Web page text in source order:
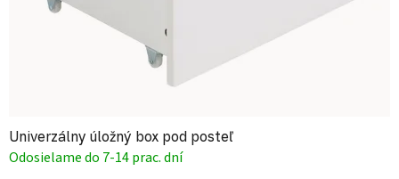
Univerzálny úložný box pod posteľ
Odosielame do 7-14 prac. dní